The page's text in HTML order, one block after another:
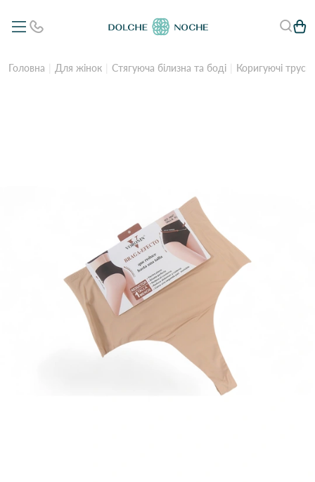
Головна Для жінок Стягуюча білизна та боді Коригуючі труси